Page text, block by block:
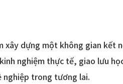
xây dựng một không gian kết
nghiệm thực tế, giao lưu
nghiệp trong tương lai.